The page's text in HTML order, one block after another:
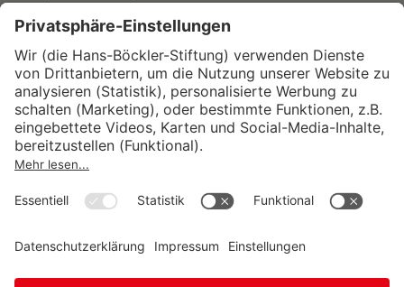
Wirtschafts- und Sozialwissenschaftliches Institut
Institut für Makroökonomie und
Konjunkturforschung
Unternehmensführung